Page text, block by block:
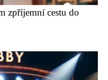
zpříjemní cestu do